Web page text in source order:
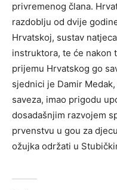
privremenog člana.
razdoblju od dvije
Hrvatskoj, sustav
instruktora, te će nakon
prijemu Hrvatskog go
sjednici je Damir
saveza, imao prigodu
dosadašnjim razvojem
prvenstvu u gou za
ožujka održati u